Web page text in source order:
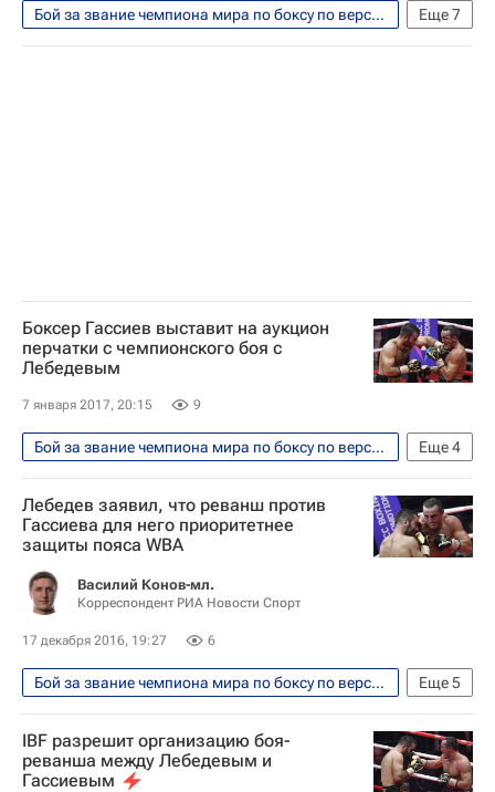
Еще7
Бой за звание чемпиона мира по боксу по версиям WBA и IBF между россиянами Денисом Лебедевым и Муратом Гассиевым прошел 3 декабря 2016
Единоборства
Спорт
WBA
Боксер Гассиев выставит на аукцион
перчатки с чемпионского боя с
Лебедевым
7 января 2017, 20:15 9
Еще4
Бой за звание чемпиона мира по боксу по версиям WBA и IBF между россиянами Денисом Лебедевым и Муратом Гассиевым прошел 3 декабря 2016
Единоборства
Спорт
IBF
Денис Лебедев
Лебедев заявил, что реванш против
Гассиева для него приоритетнее
защиты пояса WBA
Василий Конов-мл.
Корреспондент РИА Новости Спорт
17 декабря 2016, 19:27 6
Еще5
Бой за звание чемпиона мира по боксу по версиям WBA и IBF между россиянами Денисом Лебедевым и Муратом Гассиевым прошел 3 декабря 2016
Единоборства
Спорт
WBA
IBF
Денис Лебедев
IBF разрешит организацию боя-
реванша между Лебедевым и
Гассиевым